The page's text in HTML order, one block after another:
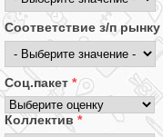
Соответствие з/п рынку
Соц.пакет *
Коллектив *